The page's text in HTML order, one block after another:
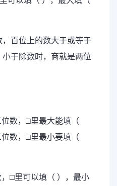
百位上的数大于或等于
于除数时，商就是两位
数，□里最大能填（
数，□里最小要填（
□里可以填（ ），最小